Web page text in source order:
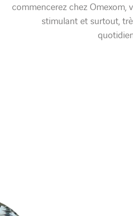
commencerez chez Omexom,
stimulant et surtout,